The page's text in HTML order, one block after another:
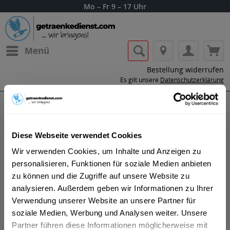
Diese Webseite verwendet Cookies
Wir verwenden Cookies, um Inhalte und Anzeigen zu
personalisieren, Funktionen für soziale Medien anbieten
zu können und die Zugriffe auf unsere Website zu
analysieren. Außerdem geben wir Informationen zu Ihrer
Verwendung unserer Website an unsere Partner für
soziale Medien, Werbung und Analysen weiter. Unsere
Partner führen diese Informationen möglicherweise mit
Mo – Fr 9 – 17 Uhr
Menü
Bestellung widerrufen
Es gilt unsere Datenschutzerklärung
Die erste Charge von Beluga Noble Russian Vodka
wurde 2002 produziert. Es war das erste und das liebste
fuer unsere Herzen! Dies war das Ergebnis der
akribischen Arbeit der Brennmeister der Mariinsk